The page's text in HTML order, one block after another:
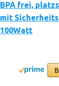
BPA frei,
mit
100Watt